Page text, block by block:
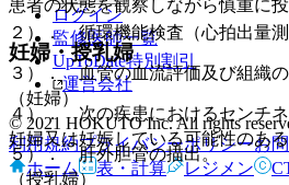
患者の状態を観察しながら慎重に
妊婦・授乳婦
（妊婦）
妊婦又は妊娠している可能性のあ
（授乳婦）
２）． 循環機能検査（心拍出量
３）． 血管の血流評価及び組織の
４）． 次の疾患におけるセンチネ
５）． 肝外胆管の描出。
ログイン
監修医師一覧
UpToDate特別割引
運営会社
© 2021 HOKUTO Inc. All rights
利用規約プライバシーポリシーお
ホーム
表・計算 レジメン